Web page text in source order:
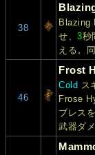
38
Blazing
せ、3秒
える。
46
Frost
Cold ス
Frose
ブレス
武器ダ